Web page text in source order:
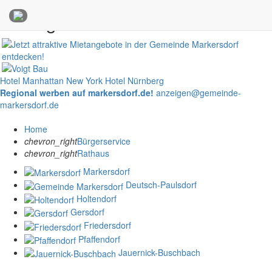
Anzeigen
Hotel Manhattan New York Hotel Nürnberg
Regional werben auf markersdorf.de! anzeigen@gemeinde-
markersdorf.de
Home
chevron_rightBürgerservice
chevron_rightRathaus
Markersdorf
Deutsch-Paulsdorf
Holtendorf
Gersdorf
Friedersdorf
Pfaffendorf
Jauernick-Buschbach